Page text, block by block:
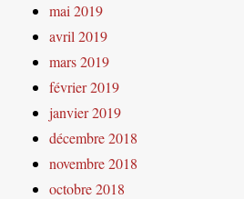
mai 2019
avril 2019
mars 2019
février 2019
janvier 2019
décembre 2018
novembre 2018
octobre 2018